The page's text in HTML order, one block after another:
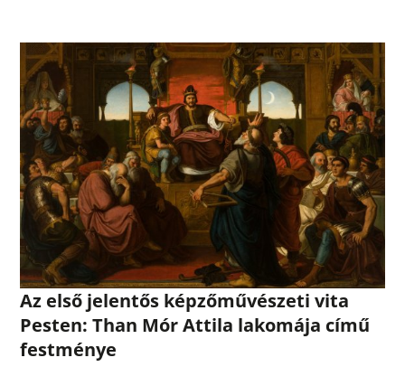
Az első jelentős képzőművészeti vita
Pesten: Than Mór Attila lakomája című
festménye